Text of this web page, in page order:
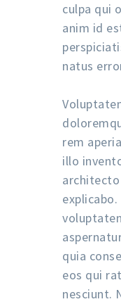
culpa qui
anim id
natus
rem
illo
quia
eos qui
nesciunt.